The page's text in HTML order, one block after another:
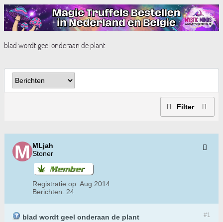
blad wordt geel onderaan de plant
Filter
MLjah
Stoner
Registratie op: Aug 2014
Berichten: 24
#1
blad wordt geel onderaan de plant